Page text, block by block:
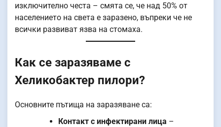
изключително честа – смята се, че над 50% от
населението на света е заразено, въпреки че не
всички развиват язва на стомаха.
Как се заразяваме с
Хеликобактер пилори?
Основните пътища на заразяване са:
Контакт с инфектирани лица –